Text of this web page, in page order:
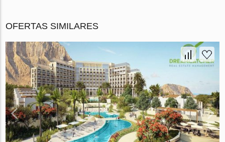
OFERTAS SIMILARES